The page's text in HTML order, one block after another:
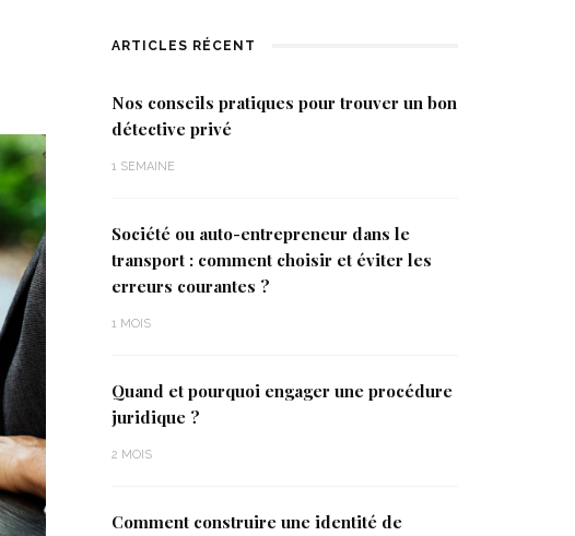
ARTICLES RÉCENT
Nos conseils pratiques pour trouver un bon
détective privé
1 SEMAINE
Société ou auto-entrepreneur dans le
transport : comment choisir et éviter les
erreurs courantes ?
1 MOIS
Quand et pourquoi engager une procédure
juridique ?
2 MOIS
Comment construire une identité de